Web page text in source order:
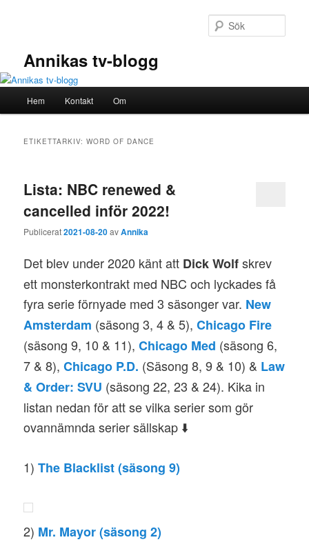
Annikas tv-blogg
Hem Kontakt Om
ETIKETTARKIV:WORD OF DANCE
Lista: NBC renewed &
cancelled inför 2022!
Publicerat2021-08-20avAnnika
Det blev under 2020 känt att Dick Wolfskrev
ett monsterkontrakt med NBC och lyckades få
fyra serie förnyade med 3 säsonger var. New
Amsterdam (säsong 3, 4 & 5),Chicago Fire
(säsong 9, 10 & 11),Chicago Med (säsong 6,
7 & 8),Chicago P.D. (Säsong 8, 9 & 10) & Law
& Order: SVU (säsong 22, 23 & 24). Kika in
listan nedan för att se vilka serier som gör
ovannämnda serier sällskap ⬇️
1)The Blacklist (säsong 9)
2) Mr. Mayor (säsong 2)